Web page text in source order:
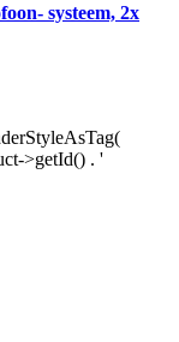
systeem, 2x
>getId() . '